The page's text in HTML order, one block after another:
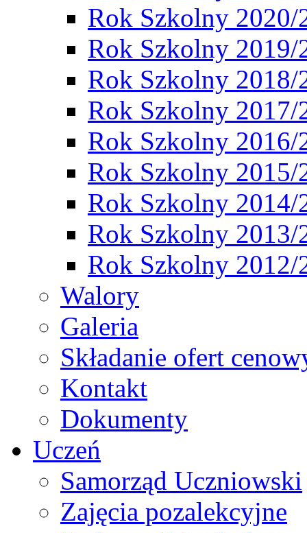
Rok Szkolny 2020/
Rok Szkolny 2019/
Rok Szkolny 2018/
Rok Szkolny 2017/
Rok Szkolny 2016/
Rok Szkolny 2015/
Rok Szkolny 2014/
Rok Szkolny 2013/
Rok Szkolny 2012/
Walory
Galeria
Składanie ofert
Kontakt
Dokumenty
Uczeń
Samorząd Uczniowski
Zajęcia pozalekcyjne